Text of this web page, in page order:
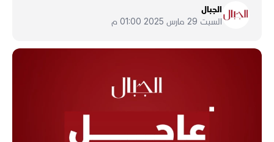
الجبال
السبت 29 مارس 2025 01:00 م